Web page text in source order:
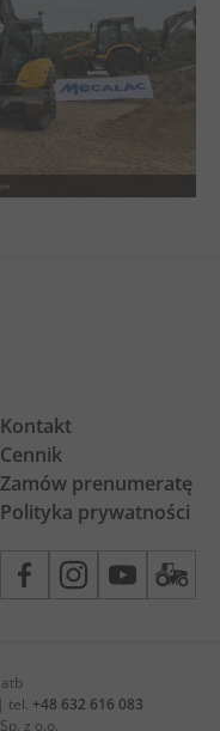
Kontakt
Cennik
Zamów prenumeratę
Polityka prywatności
| tel. +48 632 616 083
z o.o.